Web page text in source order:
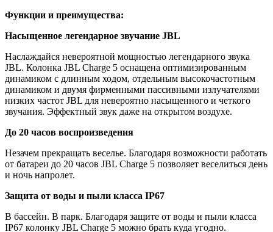
Функции и преимущества:
Насыщенное легендарное звучание JBL
Наслаждайся невероятной мощностью легендарного звука
JBL. Колонка JBL Charge 5 оснащена оптимизированным
динамиком с длинным ходом, отдельным высокочастотным
динамиком и двумя фирменными пассивными излучателями
низких частот JBL для невероятно насыщенного и четкого
звучания. Эффектный звук даже на открытом воздухе.
До 20 часов воспроизведения
Незачем прекращать веселье. Благодаря возможности работать
от батареи до 20 часов JBL Charge 5 позволяет веселиться день
и ночь напролет.
Защита от воды и пыли класса IP67
В бассейн. В парк. Благодаря защите от воды и пыли класса
IP67 колонку JBL Charge 5 можно брать куда угодно.